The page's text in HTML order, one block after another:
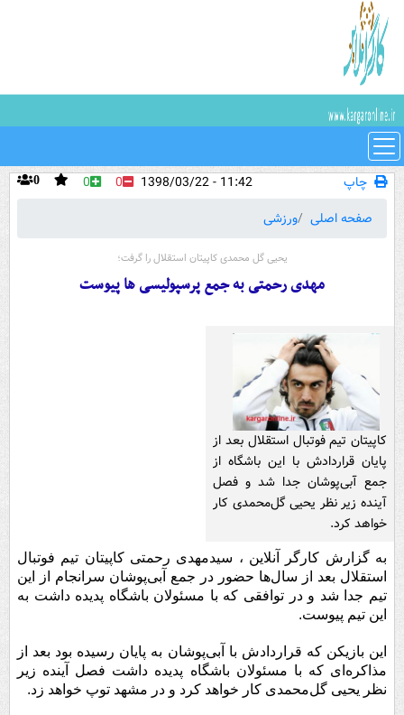
چاپ 0 0 0
11:42 - 1398/03/22
صفحه اصلی
ورزشی
یحیی گل محمدی کاپیتان استقلال را گرفت؛
مهدی رحمتی به جمع پرسپولیسی ها پیوست
کاپیتان تیم فوتبال استقلال بعد از
پایان قراردادش با این باشگاه از
جمع ‌آبی‌پوشان جدا شد و فصل
آینده زیر نظر یحیی گل‌محمدی کار
خواهد کرد.
به گزارش کارگر آنلاین ، سیدمهدی رحمتی کاپیتان تیم فوتبال
استقلال بعد از سال‌ها حضور در جمع آبی‌پوشان سرانجام از این
تیم جدا شد و در توافقی که با مسئولان باشگاه پدیده داشت به
این تیم پیوست.
این بازیکن که قراردادش با آبی‌پوشان به پایان رسیده بود بعد از
مذاکره‌ای که با مسئولان باشگاه پدیده داشت فصل آینده زیر
نظر یحیی‌ گل‌محمدی کار خواهد کرد و در مشهد توپ خواهد زد.